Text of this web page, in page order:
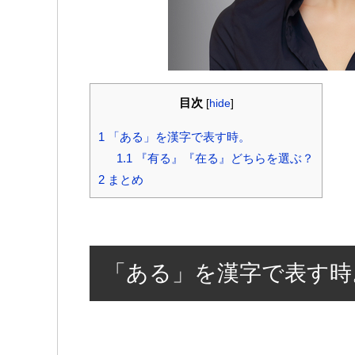
目次 [hide]
1 「ある」を漢字で表す時。
1.1 『有る』『在る』どちらを選ぶ？
2 まとめ
「ある」を漢字で表す